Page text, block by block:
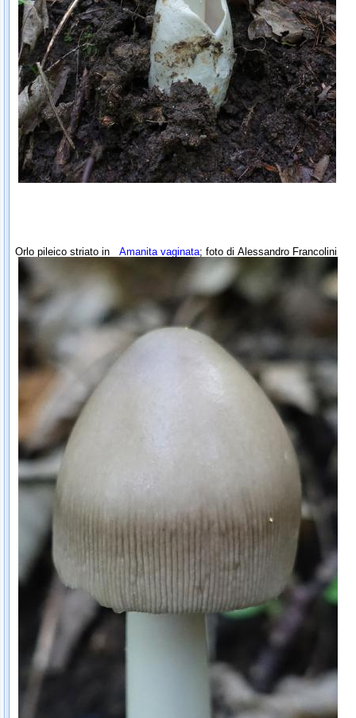
Orlo pileico striato in Amanita vaginata; foto di Alessandro Francolini